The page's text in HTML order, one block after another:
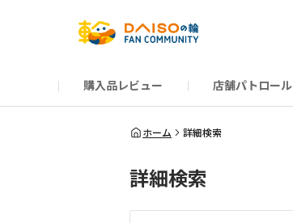
購入品レビュー 店舗パトロール
だんぜんトーク
運営からのお知らせ
ーSP Blogー
プレゼントキャンペーン
1周年記念キャンペーン
公式ホームページ
ホーム 詳細検索
詳細検索